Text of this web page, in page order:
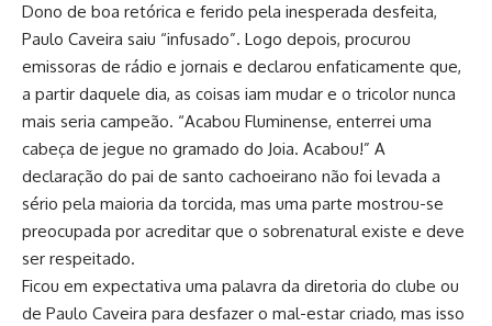
Dono de boa retórica e ferido pela inesperada desfeita,
Paulo Caveira saiu “infusado”. Logo depois, procurou
emissoras de rádio e jornais e declarou enfaticamente que,
a partir daquele dia, as coisas iam mudar e o tricolor nunca
mais seria campeão. “Acabou Fluminense, enterrei uma
cabeça de jegue no gramado do Joia. Acabou!” A
declaração do pai de santo cachoeirano não foi levada a
sério pela maioria da torcida, mas uma parte mostrou-se
preocupada por acreditar que o sobrenatural existe e deve
ser respeitado.
Ficou em expectativa uma palavra da diretoria do clube ou
de Paulo Caveira para desfazer o mal-estar criado, mas isso